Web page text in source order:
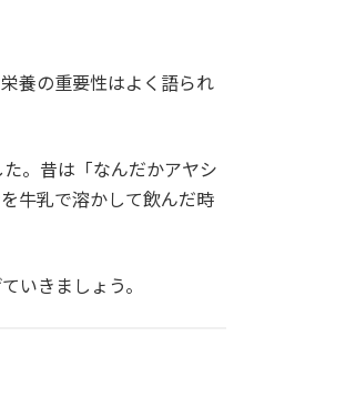
養の重要性はよく語られ
。昔は「なんだかアヤシ
牛乳で溶かして飲んだ時
いきましょう。